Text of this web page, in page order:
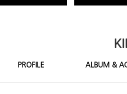
PROFILE ALBUM &